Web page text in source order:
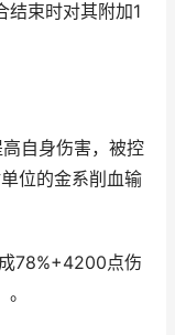
结束时对其附加1
自身伤害，被控
位的金系削血输
78%+4200点伤